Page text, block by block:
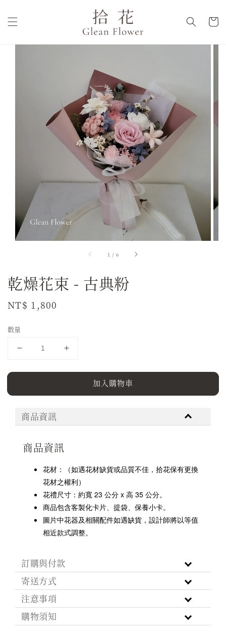
1 / 6
乾燥花束 - 古典粉
Regular
NT$ 1,800
數量
加入購物車
商品資訊
商品資訊
花材：
（如遇花材缺貨或品質不佳，拾花保有更換
花材之權利）
花禮尺寸：約寬 23 公分 x 高 35 公分。
商品包含客製化卡片、提袋、保養小卡。
圖片中花器及相關配件如遇缺貨，設計師將以等值
相近款式調整。
訂購與付款
寄送方式
注意事項
購物須知